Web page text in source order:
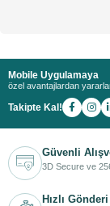
Mobile Uygulamaya
özel avantajlardan
Takipte Kal!
Güvenli
3D Secure ve
Hızlı Gönderi